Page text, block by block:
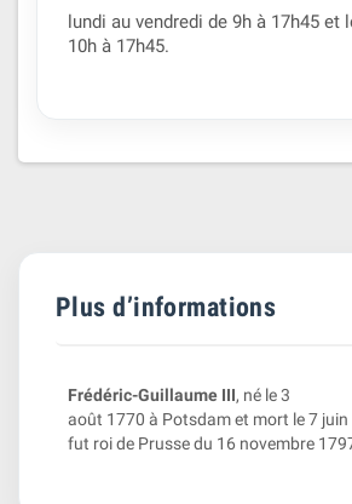
lundi au vendredi de 9h à 17h45 et
10h à 17h45.
Plus d’informations
Frédéric-Guillaume III, né le 3
août 1770 à Potsdam et mort le 7 juin
fut roi de Prusse du 16 novembre